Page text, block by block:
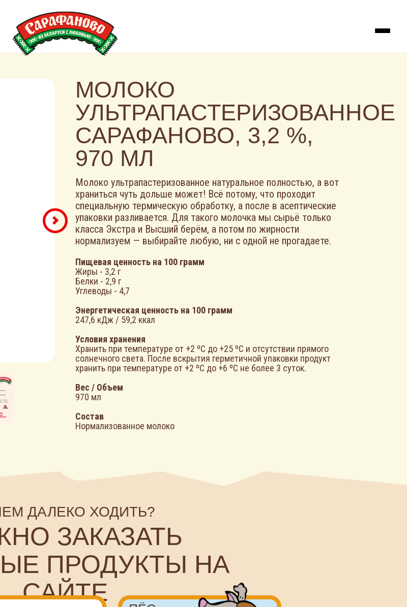
МОЛОКО
УЛЬТРАПАСТЕРИЗОВАННОЕ
САРАФАНОВО, 3,2 %,
970 МЛ
Молоко ультрапастеризованное натуральное полностью, а вот
храниться чуть дольше может! Всё потому, что проходит
специальную термическую обработку, а после в асептические
упаковки разливается. Для такого молочка мы сырьё только
класса Экстра и Высший берём, а потом по жирности
нормализуем — выбирайте любую, ни с одной не прогадаете.
Пищевая ценность на 100 грамм
Жиры - 3,2 г
Белки - 2,9 г
Углеводы - 4,7
Энергетическая ценность на 100 грамм
247,6 кДж / 59,2 ккал
Условия хранения
Хранить при температуре от +2 ºС до +25 ºС и отсутствии прямого
солнечного света. После вскрытия герметичной упаковки продукт
хранить при температуре от +2 ºС до +6 ºС не более 3 суток.
Вес / Объем
970 мл
Состав
Нормализованное молоко
ЗАКАЗАТЬ
НА
ПЁС—
СРАЗУ
ПЕРЕХОДИТ
К ДЕЛУ,
ТО ЕСТЬ
ПОКУПАЕТ!